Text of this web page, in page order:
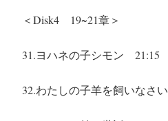
＜Disk4 19~21章＞
31.ヨハネの子シモン 21:15
32.わたしの子羊を飼いなさ